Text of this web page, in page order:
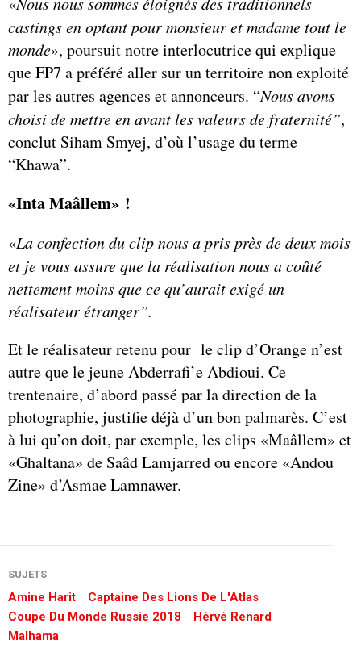
castings en optant pour monsieur et madame tout le
monde», poursuit notre interlocutrice qui explique
que FP7 a préféré aller sur un territoire non exploité
par les autres agences et annonceurs. “Nous avons
choisi de mettre en avant les valeurs de fraternité”,
conclut Siham Smyej, d’où l’usage du terme
“Khawa”.
«Inta Maâllem» !
«La confection du clip nous a pris près de deux mois
et je vous assure que la réalisation nous a coûté
nettement moins que ce qu’aurait exigé un
réalisateur étranger”.
Et le réalisateur retenu pour le clip d’Orange n’est
autre que le jeune Abderrafi’e Abdioui. Ce
trentenaire, d’abord passé par la direction de la
photographie, justifie déjà d’un bon palmarès. C’est
à lui qu’on doit, par exemple, les clips «Maâllem» et
«Ghaltana» de Saâd Lamjarred ou encore «Andou
Zine» d’Asmae Lamnawer.
SUJETS
Amine Harit
Captaine Des Lions De L'Atlas
Coupe Du Monde Russie 2018
Hérvé Renard
Malhama